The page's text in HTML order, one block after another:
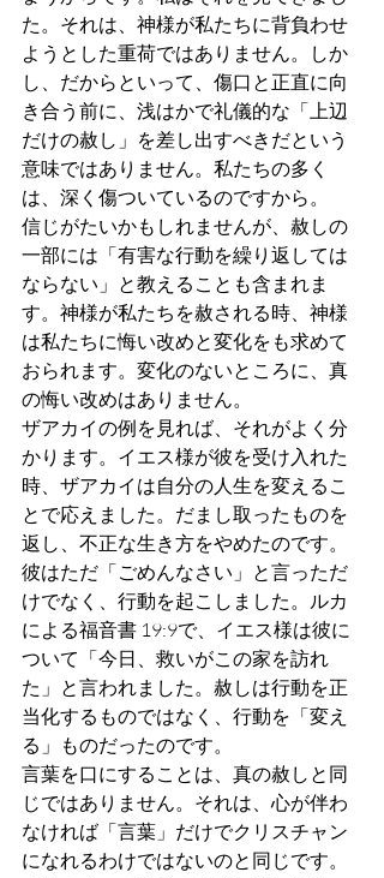
た。それは、神様が私たちに背負わせ
ようとした重荷ではありません。しか
し、だからといって、傷口と正直に向
き合う前に、浅はかで礼儀的な「上辺
だけの赦し」を差し出すべきだという
意味ではありません。私たちの多く
は、深く傷ついているのですから。
信じがたいかもしれませんが、赦しの
一部には「有害な行動を繰り返しては
ならない」と教えることも含まれま
す。神様が私たちを赦される時、神様
は私たちに悔い改めと変化をも求めて
おられます。変化のないところに、真
の悔い改めはありません。
ザアカイの例を見れば、それがよく分
かります。イエス様が彼を受け入れた
時、ザアカイは自分の人生を変えるこ
とで応えました。だまし取ったものを
返し、不正な生き方をやめたのです。
彼はただ「ごめんなさい」と言っただ
けでなく、行動を起こしました。ルカ
による福音書 19:9で、イエス様は彼に
ついて「今日、救いがこの家を訪れ
た」と言われました。赦しは行動を正
当化するものではなく、行動を「変え
る」ものだったのです。
言葉を口にすることは、真の赦しと同
じではありません。それは、心が伴わ
なければ「言葉」だけでクリスチャン
になれるわけではないのと同じです。